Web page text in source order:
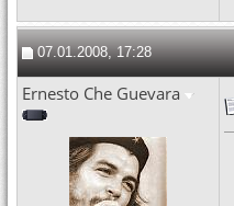
07.01.2008, 17:28
Ernesto Che Guevara